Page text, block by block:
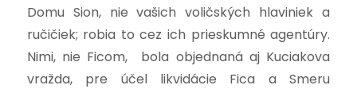
Domu Sion, nie vašich voličských hlaviniek a
ručičiek; robia to cez ich prieskumné agentúry.
Nimi, nie Ficom, bola objednaná aj Kuciakova
vražda, pre účel likvidácie Fica a Smeru